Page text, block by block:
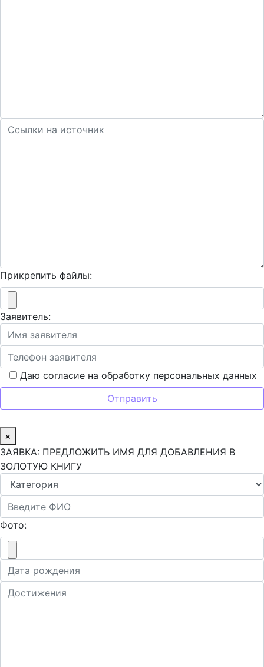
Прикрепить файлы:
Заявитель:
Даю согласие на обработку персональных данных
×
ЗАЯВКА: ПРЕДЛОЖИТЬ ИМЯ ДЛЯ ДОБАВЛЕНИЯ В
ЗОЛОТУЮ КНИГУ
Фото: